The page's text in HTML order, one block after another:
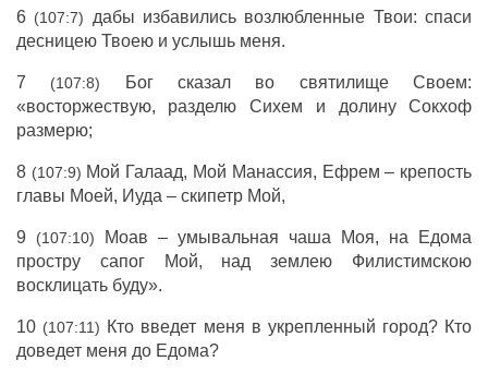
6 (107:7) дабы избавились возлюбленные Твои:спаси
десницеюТвоею и услышьменя.
7 (107:8) Бог сказал во святилищеСвоем:
«восторжествую, разделю Сихем и долину
Сокхоф
размерю;
8 (107:9) Мой Галаад, Мой Манассия, Ефрем – крепость
главы Моей, Иуда – скипетрМой,
9 (107:10) Моав –умывальная чаша Моя, на Едома
простру
сапогМой, над землею Филистимскою
восклицать буду».
10 (107:11) Кто введет меня в укрепленный город? Кто
доведетменя до Едома?